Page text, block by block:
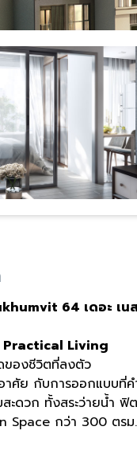
64 เดอะ เน
Living
ของชีวิตที่ลงตัว
าศัย กับการออกแบบที่
ะดวก ทั้งสระว่ายน้ำ
Space กว่า 300 ตรม.